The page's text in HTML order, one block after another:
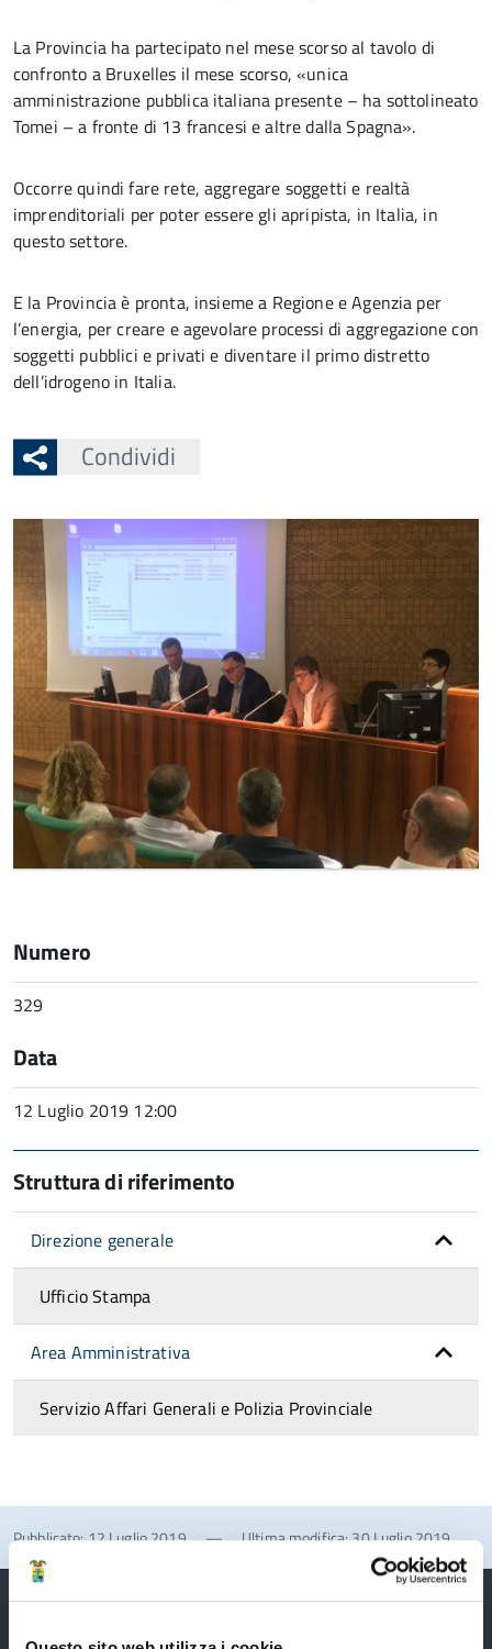
La Provincia ha partecipato nel mese scorso al tavolo di
confronto a Bruxelles il mese scorso, «unica
amministrazione pubblica italiana presente – ha sottolineato
Tomei – a fronte di 13 francesi e altre dalla Spagna».
Occorre quindi fare rete, aggregare soggetti e realtà
imprenditoriali per poter essere gli apripista, in Italia, in
questo settore.
E la Provincia è pronta, insieme a Regione e Agenzia per
l’energia, per creare e agevolare processi di aggregazione con
soggetti pubblici e privati e diventare il primo distretto
dell’idrogeno in Italia.
Condividi
Numero
329
Data
12 Luglio 2019 12:00
Struttura di riferimento
Direzione generale
Ufficio Stampa
Area Amministrativa
Servizio Affari Generali e Polizia Provinciale
Pubblicato: 12 Luglio 2019 — Ultima modifica: 30 Luglio 2019